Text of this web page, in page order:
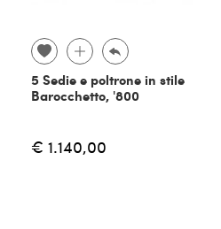
5 Sedie e poltrone in stile
Barocchetto, '800
€ 1.140,00